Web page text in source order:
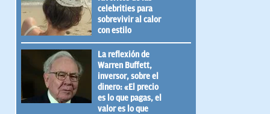
celebrities para
sobrevivir al calor
con estilo
La reflexión de
Warren Buffett,
inversor, sobre el
dinero: «El precio
es lo que pagas, el
valor es lo que